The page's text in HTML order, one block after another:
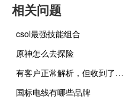
相关问题
csol最强技能组合
原神怎么去探险
有客户正常解析，但收到了你们备案方面的邮件
国标电线有哪些品牌